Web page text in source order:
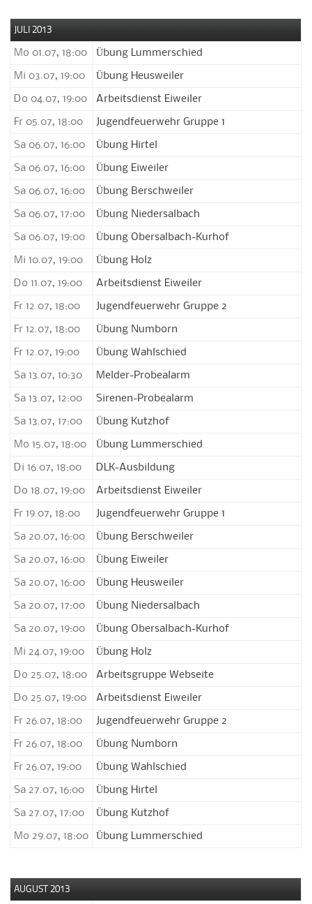
JULI 2013
Mo 01.07, 18:00 Übung Lummerschied
Mi 03.07, 19:00 Übung Heusweiler
Do 04.07, 19:00 Arbeitsdienst Eiweiler
Fr 05.07, 18:00 Jugendfeuerwehr Gruppe 1
Sa 06.07, 16:00 Übung Hirtel
Sa 06.07, 16:00 Übung Eiweiler
Sa 06.07, 16:00 Übung Berschweiler
Sa 06.07, 17:00 Übung Niedersalbach
Sa 06.07, 19:00 Übung Obersalbach-Kurhof
Mi 10.07, 19:00 Übung Holz
Do 11.07, 19:00 Arbeitsdienst Eiweiler
Fr 12.07, 18:00 Jugendfeuerwehr Gruppe 2
Fr 12.07, 18:00 Übung Numborn
Fr 12.07, 19:00 Übung Wahlschied
Sa 13.07, 10:30 Melder-Probealarm
Sa 13.07, 12:00 Sirenen-Probealarm
Sa 13.07, 17:00 Übung Kutzhof
Mo 15.07, 18:00 Übung Lummerschied
Di 16.07, 18:00 DLK-Ausbildung
Do 18.07, 19:00 Arbeitsdienst Eiweiler
Fr 19.07, 18:00 Jugendfeuerwehr Gruppe 1
Sa 20.07, 16:00 Übung Berschweiler
Sa 20.07, 16:00 Übung Eiweiler
Sa 20.07, 16:00 Übung Heusweiler
Sa 20.07, 17:00 Übung Niedersalbach
Sa 20.07, 19:00 Übung Obersalbach-Kurhof
Mi 24.07, 19:00 Übung Holz
Do 25.07, 18:00 Arbeitsgruppe Webseite
Do 25.07, 19:00 Arbeitsdienst Eiweiler
Fr 26.07, 18:00 Jugendfeuerwehr Gruppe 2
Fr 26.07, 18:00 Übung Numborn
Fr 26.07, 19:00 Übung Wahlschied
Sa 27.07, 16:00 Übung Hirtel
Sa 27.07, 17:00 Übung Kutzhof
Mo 29.07, 18:00 Übung Lummerschied
AUGUST 2013